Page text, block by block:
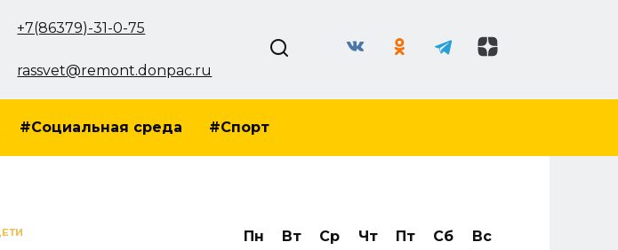
+7(86379)-31-0-75
rassvet@remont.donpac.ru
#Социальная среда #Спорт
Пн Вт Ср Чт Пт Сб
Вс